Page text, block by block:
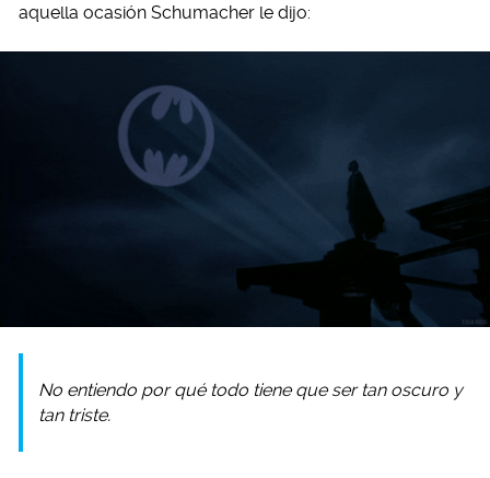
aquella ocasión Schumacher le dijo:
No entiendo por qué todo tiene que ser tan oscuro y
tan triste.